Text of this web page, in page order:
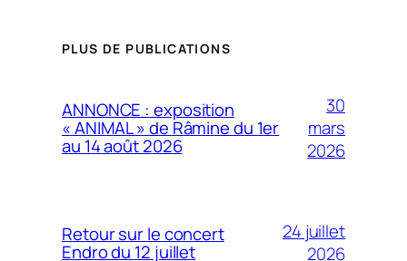
PLUS DE PUBLICATIONS
ANNONCE : exposition
« ANIMAL » de Râmine du 1er
au 14 août 2026
30
mars
2026
Retour sur le concert
Endro du 12 juillet
24 juillet
2026